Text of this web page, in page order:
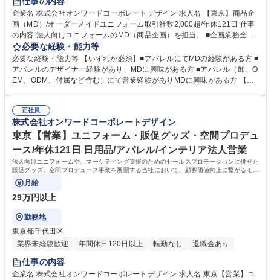
企業名 株式会社オンワードコーポレートデザイン 求人名 【東京】商品企
画（MD）/オーダーメイドユニフォーム取引社数2,000超/年休121日 仕事
の内容 法人向けユニフォームのMD（商品企画）を担当。 ■企画業務全般
（市場調査/社内の営業やデザイナー、生産管理担当と打合せ/見積もり/素
材開発/素材選定/トアルチェック/サンプル作製/量産打合せ/品質管理） ■客
先に同行して商談、プレゼンテーション ■海外視察出張（工場開拓・展示
会）等もあり ＜特徴＞顧客企業毎にオーダーメイドのオリジナルユニフォ
ムを企画提案しています。 募集職種 【東京】商品企画（MD）/オーダー
メイドユニフォーム取引社数2,000超/年休121日
必要な経験・能力等
必要な経験・能力等 【いずれか必須】■アパレルにてMDの経験がある方 ■
アパレルのデザイナー経験があり、MDに興味がある方 ■アパレル（卸、O
EM、ODM、付属など含む）にて営業経験がありMDに興味がある方 【歓
が大きく、契約となると、数千～数億となることも ■デザイナー、生産管
理、生地・副資材メーカーなど、社内外の様々な関係者と協力しながら、
よりよいユニフォームの企画、提案を実施 ■課全体でコミュニケーション
が活発なため、困ったら助けるという文化が根付いています 学歴・資格
学歴：大学院 大学 高専 短大 専修学校 高校 語学力： 資格：
正社員
株式会社オンワードコーポレートデザイン
東京【営業】ユニフォーム・販促グッズ・空間プロデュ
ース/年休121日 日用品/アパレル/インテリア法人営業
法人向けユニフォームや、マーケティング支援のためのセールスプロモーションに併せた
販促グッズ、空間プロデュース事業を展開する当社において、顧客価値向上に繋がるモ
ノ、コトの提案営業をお任せします。
月給
29万円以上
勤務地
東京都千代田区
業界未経験歓迎
年間休日120日以上 転勤なし 退職金あり
仕事の内容
企業名 株式会社オンワードコーポレートデザイン 求人名 東京【営業】ユ